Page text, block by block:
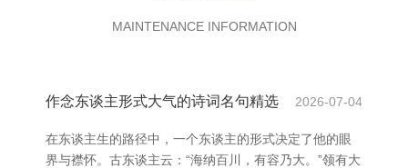
MAINTENANCE INFORMATION
作念东谈主形式大气的诗词名句精选 2026-07-04
在东谈主生的路径中，一个东谈主的形式决定了他的眼
界与襟怀。古东谈主云：“海纳百川，有容乃大。”领有大